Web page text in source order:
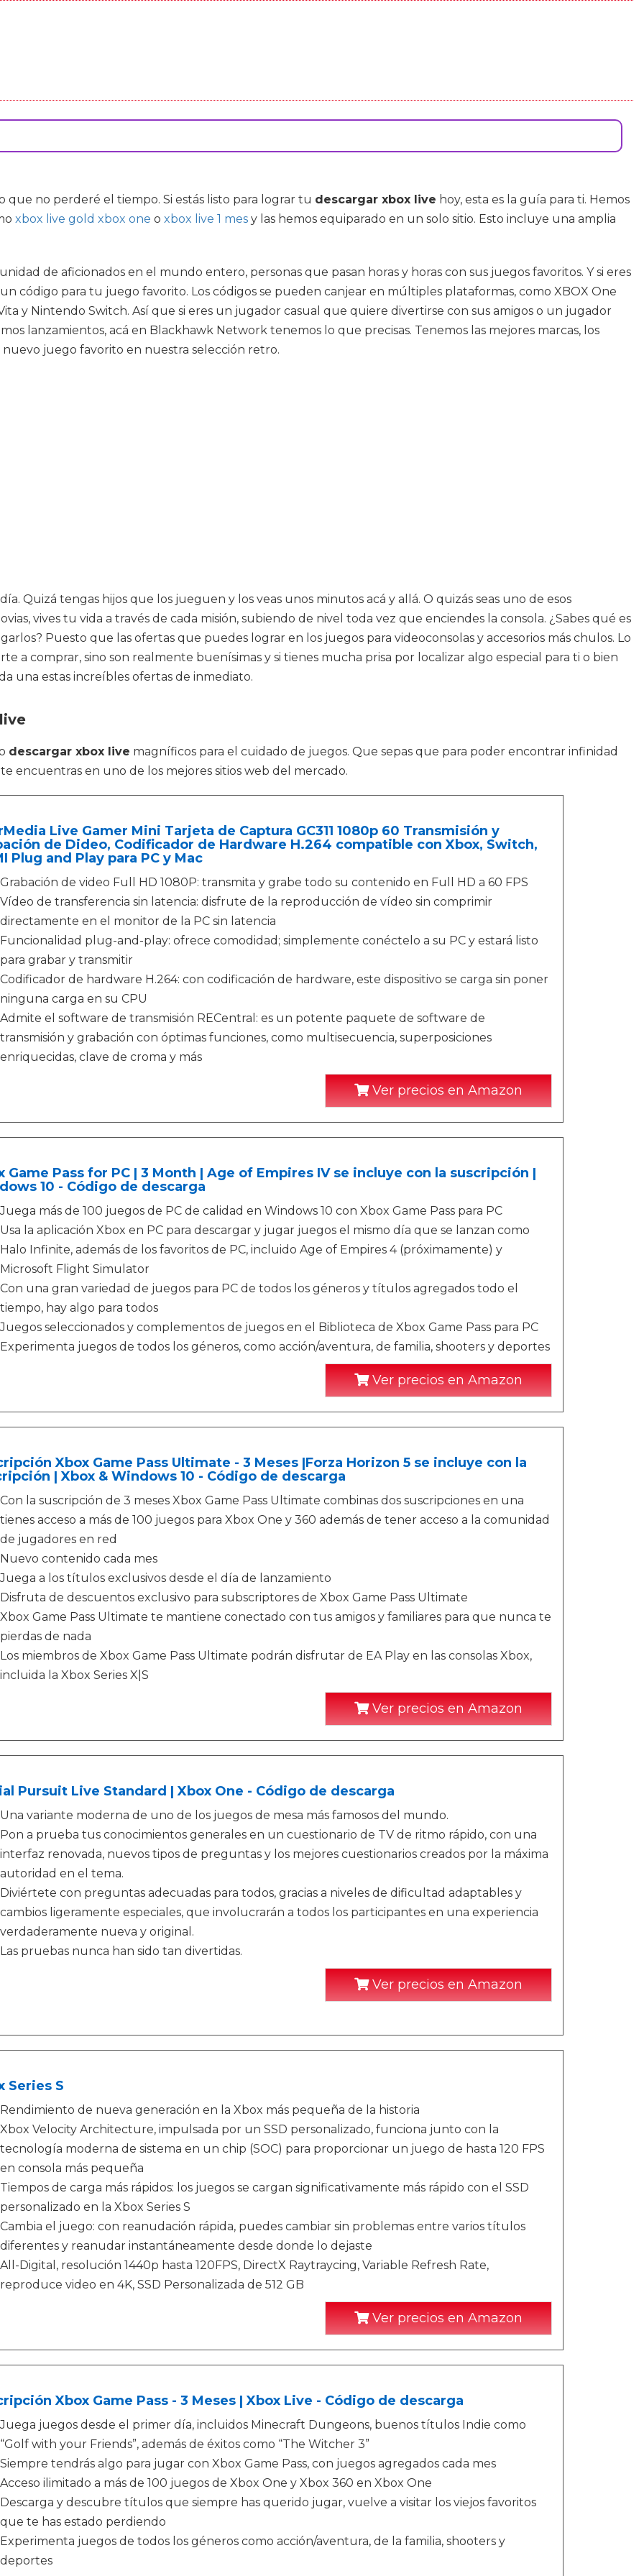
no perderé el tiempo. Si estás listo para lograr tu descargar xbox live hoy, esta es la guía para ti. Hemos
xbox live gold xbox one o xbox live 1 mes y las hemos equiparado en un solo sitio. Esto incluye una amplia
de aficionados en el mundo entero, personas que pasan horas y horas con sus juegos favoritos. Y si eres
código para tu juego favorito. Los códigos se pueden canjear en múltiples plataformas, como XBOX One
y Nintendo Switch. Así que si eres un jugador casual que quiere divertirse con sus amigos o un jugador
lanzamientos, acá en Blackhawk Network tenemos lo que precisas. Tenemos las mejores marcas, los
juego favorito en nuestra selección retro.
Quizá tengas hijos que los jueguen y los veas unos minutos acá y allá. O quizás seas uno de esos
vives tu vida a través de cada misión, subiendo de nivel toda vez que enciendes la consola. ¿Sabes qué es
Puesto que las ofertas que puedes lograr en los juegos para videoconsolas y accesorios más chulos. Lo
a comprar, sino son realmente buenísimas y si tienes mucha prisa por localizar algo especial para ti o bien
una estas increíbles ofertas de inmediato.
descargar xbox live magníficos para el cuidado de juegos. Que sepas que para poder encontrar infinidad
encuentras en uno de los mejores sitios web del mercado.
Live Gamer Mini Tarjeta de Captura GC311 1080p 60 Transmisión y
de Dideo, Codificador de Hardware H.264 compatible con Xbox, Switch,
Plug and Play para PC y Mac
Grabación de video Full HD 1080P: transmita y grabe todo su contenido en Full HD a 60 FPS
Vídeo de transferencia sin latencia: disfrute de la reproducción de vídeo sin comprimir
directamente en el monitor de la PC sin latencia
Funcionalidad plug-and-play: ofrece comodidad; simplemente conéctelo a su PC y estará listo
para grabar y transmitir
Codificador de hardware H.264: con codificación de hardware, este dispositivo se carga sin poner
ninguna carga en su CPU
Admite el software de transmisión RECentral: es un potente paquete de software de
transmisión y grabación con óptimas funciones, como multisecuencia, superposiciones
enriquecidas, clave de croma y más
Ver precios en Amazon
Game Pass for PC | 3 Month | Age of Empires IV se incluye con la suscripción |
10 - Código de descarga
Juega más de 100 juegos de PC de calidad en Windows 10 con Xbox Game Pass para PC
Usa la aplicación Xbox en PC para descargar y jugar juegos el mismo día que se lanzan como
Halo Infinite, además de los favoritos de PC, incluido Age of Empires 4 (próximamente) y
Microsoft Flight Simulator
Con una gran variedad de juegos para PC de todos los géneros y títulos agregados todo el
tiempo, hay algo para todos
Juegos seleccionados y complementos de juegos en el Biblioteca de Xbox Game Pass para PC
Experimenta juegos de todos los géneros, como acción/aventura, de familia, shooters y deportes
Ver precios en Amazon
Xbox Game Pass Ultimate - 3 Meses |Forza Horizon 5 se incluye con la
| Xbox & Windows 10 - Código de descarga
Con la suscripción de 3 meses Xbox Game Pass Ultimate combinas dos suscripciones en una
tienes acceso a más de 100 juegos para Xbox One y 360 además de tener acceso a la comunidad
de jugadores en red
Nuevo contenido cada mes
Juega a los títulos exclusivos desde el día de lanzamiento
Disfruta de descuentos exclusivo para subscriptores de Xbox Game Pass Ultimate
Xbox Game Pass Ultimate te mantiene conectado con tus amigos y familiares para que nunca te
pierdas de nada
Los miembros de Xbox Game Pass Ultimate podrán disfrutar de EA Play en las consolas Xbox,
incluida la Xbox Series X|S
Ver precios en Amazon
Pursuit Live Standard | Xbox One - Código de descarga
Una variante moderna de uno de los juegos de mesa más famosos del mundo.
Pon a prueba tus conocimientos generales en un cuestionario de TV de ritmo rápido, con una
interfaz renovada, nuevos tipos de preguntas y los mejores cuestionarios creados por la máxima
autoridad en el tema.
Diviértete con preguntas adecuadas para todos, gracias a niveles de dificultad adaptables y
cambios ligeramente especiales, que involucrarán a todos los participantes en una experiencia
verdaderamente nueva y original.
Las pruebas nunca han sido tan divertidas.
Ver precios en Amazon
Series S
Rendimiento de nueva generación en la Xbox más pequeña de la historia
Xbox Velocity Architecture, impulsada por un SSD personalizado, funciona junto con la
tecnología moderna de sistema en un chip (SOC) para proporcionar un juego de hasta 120 FPS
en consola más pequeña
Tiempos de carga más rápidos: los juegos se cargan significativamente más rápido con el SSD
personalizado en la Xbox Series S
Cambia el juego: con reanudación rápida, puedes cambiar sin problemas entre varios títulos
diferentes y reanudar instantáneamente desde donde lo dejaste
All-Digital, resolución 1440p hasta 120FPS, DirectX Raytraycing, Variable Refresh Rate,
reproduce video en 4K, SSD Personalizada de 512 GB
Ver precios en Amazon
Xbox Game Pass - 3 Meses | Xbox Live - Código de descarga
Juega juegos desde el primer día, incluidos Minecraft Dungeons, buenos títulos Indie como
“Golf with your Friends”, además de éxitos como “The Witcher 3”
Siempre tendrás algo para jugar con Xbox Game Pass, con juegos agregados cada mes
Acceso ilimitado a más de 100 juegos de Xbox One y Xbox 360 en Xbox One
Descarga y descubre títulos que siempre has querido jugar, vuelve a visitar los viejos favoritos
que te has estado perdiendo
Experimenta juegos de todos los géneros como acción/aventura, de la familia, shooters y
deportes